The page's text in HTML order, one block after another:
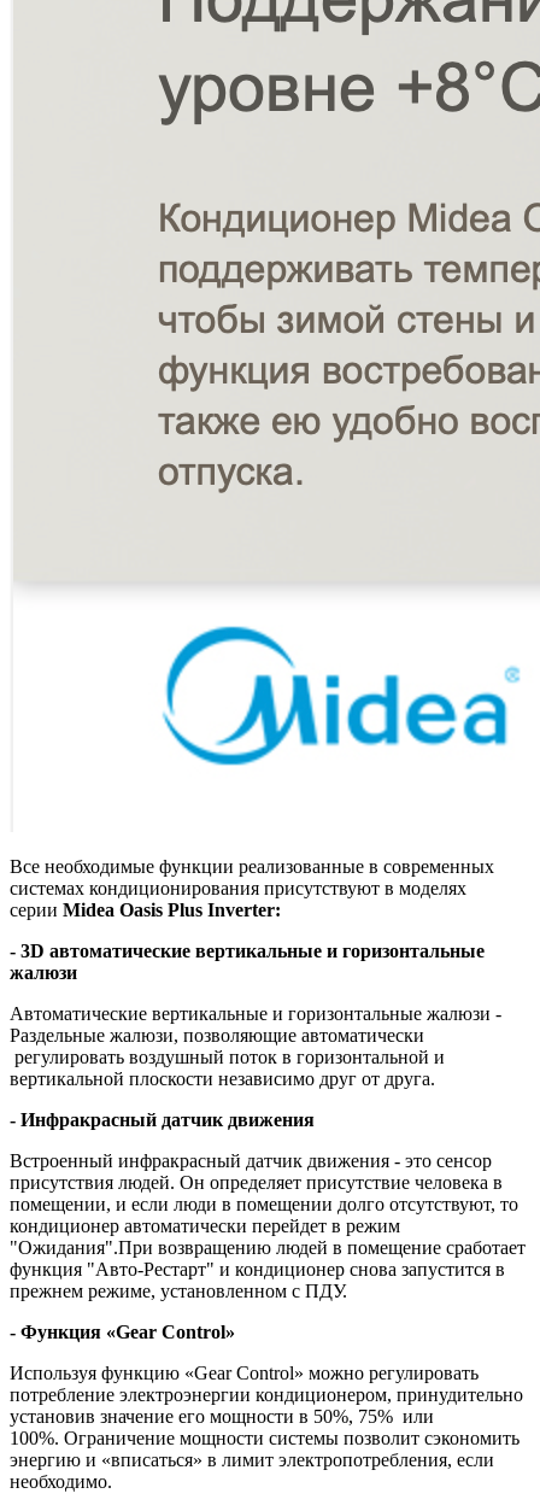
Все необходимые функции реализованные в современных
системах кондиционирования присутствуют в моделях
серии Midea Oasis Plus Inverter:
- 3D автоматические вертикальные и горизонтальные
жалюзи
Автоматические вертикальные и горизонтальные жалюзи -
Раздельные жалюзи, позволяющие автоматически
регулировать воздушный поток в горизонтальной и
вертикальной плоскости независимо друг от друга.
- Инфракрасный датчик движения
Встроенный инфракрасный датчик движения - это сенсор
присутствия людей. Он определяет присутствие человека в
помещении, и если люди в помещении долго отсутствуют, то
кондиционер автоматически перейдет в режим
"Ожидания".При возвращению людей в помещение сработает
функция "Авто-Рестарт" и кондиционер снова запустится в
прежнем режиме, установленном с ПДУ.
- Функция «Gear Control»
Используя функцию «Gear Control» можно регулировать
потребление электроэнергии кондиционером, принудительно
установив значение его мощности в 50%, 75% или
100%. Ограничение мощности системы позволит сэкономить
энергию и «вписаться» в лимит электропотребления, если
необходимо.